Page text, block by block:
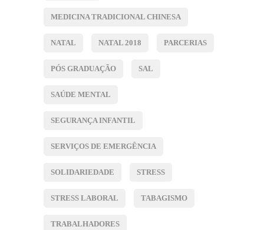
MEDICINA TRADICIONAL CHINESA
NATAL NATAL 2018 PARCERIAS
PÓS GRADUAÇÃO SAL
SAÚDE MENTAL
SEGURANÇA INFANTIL
SERVIÇOS DE EMERGÊNCIA
SOLIDARIEDADE STRESS
STRESS LABORAL TABAGISMO
TRABALHADORES